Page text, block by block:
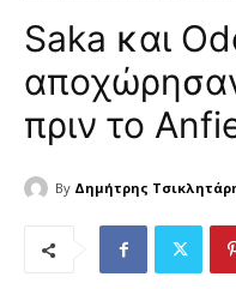
Saka και
πριν το
By Δημήτρης